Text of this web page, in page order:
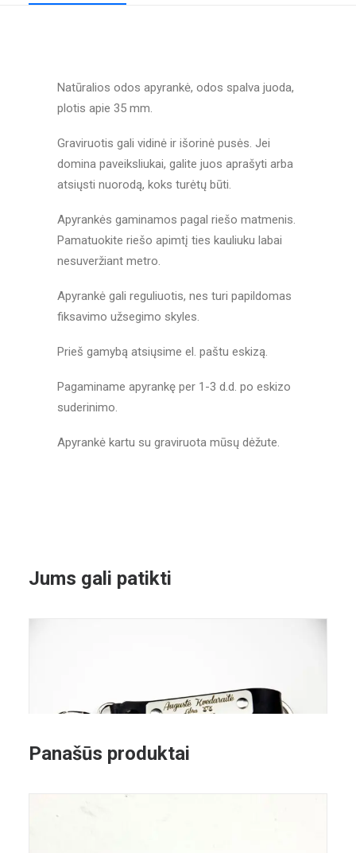
Natūralios odos apyrankė, odos spalva juoda,
plotis apie 35 mm.
Graviruotis gali vidinė ir išorinė pusės. Jei
domina paveiksliukai, galite juos aprašyti arba
atsiųsti nuorodą, koks turėtų būti.
Apyrankės gaminamos pagal riešo matmenis.
Pamatuokite riešo apimtį ties kauliuku labai
nesuveržiant metro.
Apyrankė gali reguliuotis, nes turi papildomas
fiksavimo užsegimo skyles.
Prieš gamybą atsiųsime el. paštu eskizą.
Pagaminame apyrankę per 1-3 d.d. po eskizo
suderinimo.
Apyrankė kartu su graviruota mūsų dėžute.
Jums gali patikti
Panašūs produktai